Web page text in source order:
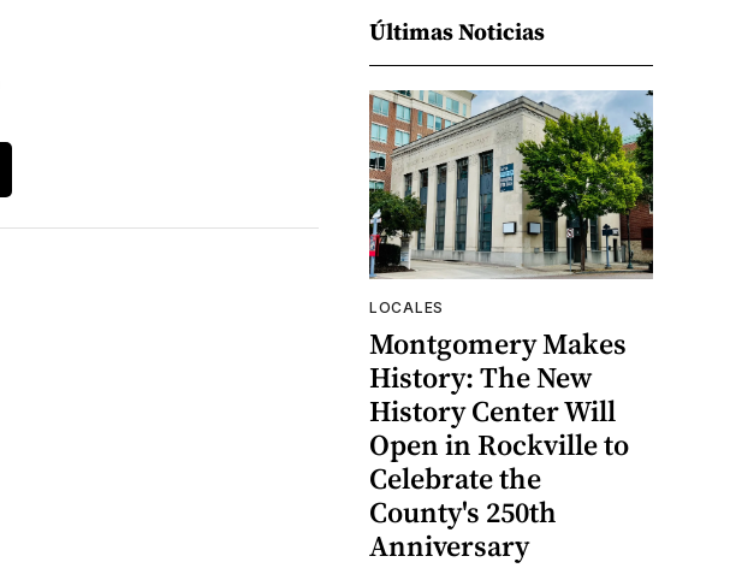
Últimas Noticias
LOCALES
Montgomery Makes
History: The New
History Center Will
Open in Rockville to
Celebrate the
County's 250th
Anniversary